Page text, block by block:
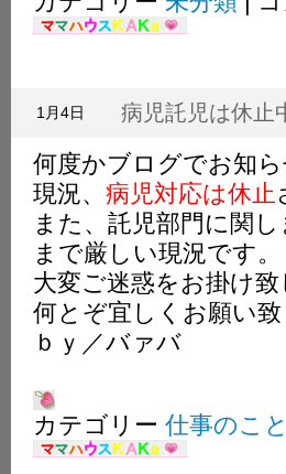
挨
病児託児は休止
1月4日
何度かブログでお知
現況、 病児対応は休止
また、託児部門に関
まで厳しい現況です。
大変ご迷惑をお掛け
何とぞ宜しくお願い致
ｂｙ／バァバ
カテゴリー 仕事のこと